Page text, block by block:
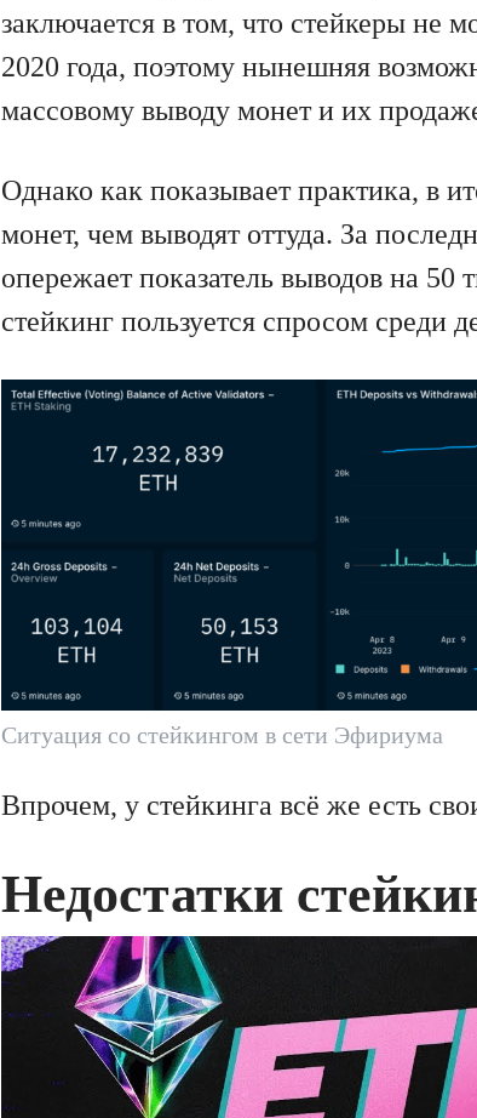
заключается в том, что стейкеры не
2020 года, поэтому нынешняя
массовому выводу монет и их
Однако как показывает практика, в
монет, чем выводят оттуда. За
опережает показатель выводов на 50
стейкинг пользуется спросом среди
Ситуация со стейкингом в сети Эфириума
Впрочем, у стейкинга всё же есть
Недостатки